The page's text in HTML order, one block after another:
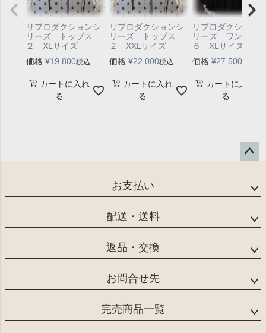
リプロダクションシ
リーズ トップス
２ XLサイズ
価格 ¥19,800税込
カートに入れ
る
リプロダクションシ
リーズ トップス
２ XXLサイズ
価格 ¥22,000税込
カートに入れ
る
リプロダクション
リーズ ワンピー
６ XLサイズ
価格 ¥27,500
カートに入れ
る
ップ
お支払い
配送・送料
返品・交換
お問合せ先
完売商品一覧